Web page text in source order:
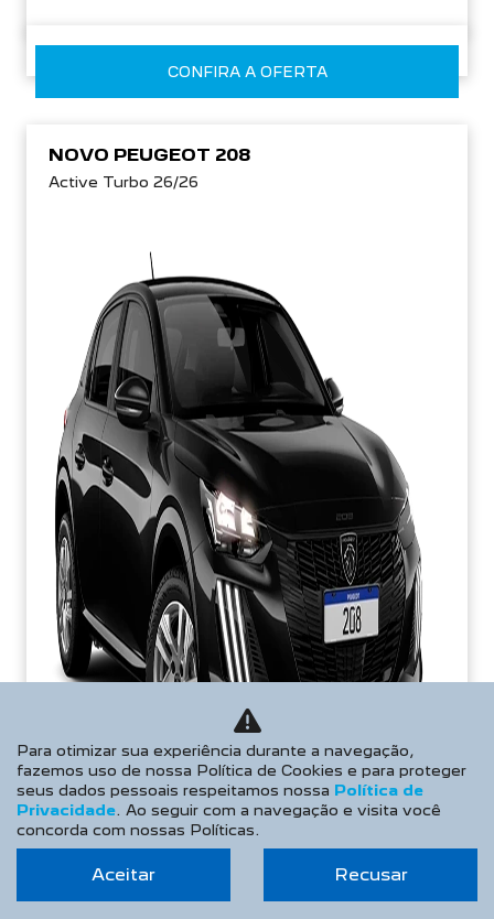
CONFIRA A OFERTA
NOVO PEUGEOT 208
Active Turbo 26/26
Para otimizar sua experiência durante a navegação,
fazemos uso de nossa Política de Cookies e para proteger
seus dados pessoais respeitamos nossa Política de
Privacidade. Ao seguir com a navegação e visita você
concorda com nossas Políticas.
Aceitar Recusar